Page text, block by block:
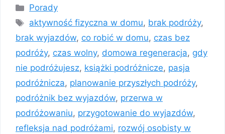
Kategorie
Porady
Tagi
aktywność fizyczna w domu, brak podróży,
brak wyjazdów, co robić w domu, czas bez
podróży, czas wolny, domowa regeneracja, gdy
nie podróżujesz, książki podróżnicze, pasja
podróżnicza, planowanie przyszłych podróży,
podróżnik bez wyjazdów, przerwa w
podróżowaniu, przygotowanie do wyjazdów,
refleksja nad podróżami, rozwój osobisty w